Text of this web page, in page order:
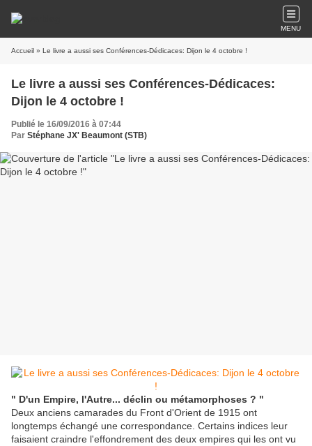
MENU
Accueil » Le livre a aussi ses Conférences-Dédicaces: Dijon le 4 octobre !
Le livre a aussi ses Conférences-Dédicaces:
Dijon le 4 octobre !
Publié le 16/09/2016 à 07:44
Par Stéphane JX' Beaumont (STB)
" D'un Empire, l'Autre... déclin ou métamorphoses ? "
Deux anciens camarades du Front d'Orient de 1915 ont
longtemps échangé une correspondance. Certains indices leur
faisaient craindre l'effondrement des deux empires qui les ont vu